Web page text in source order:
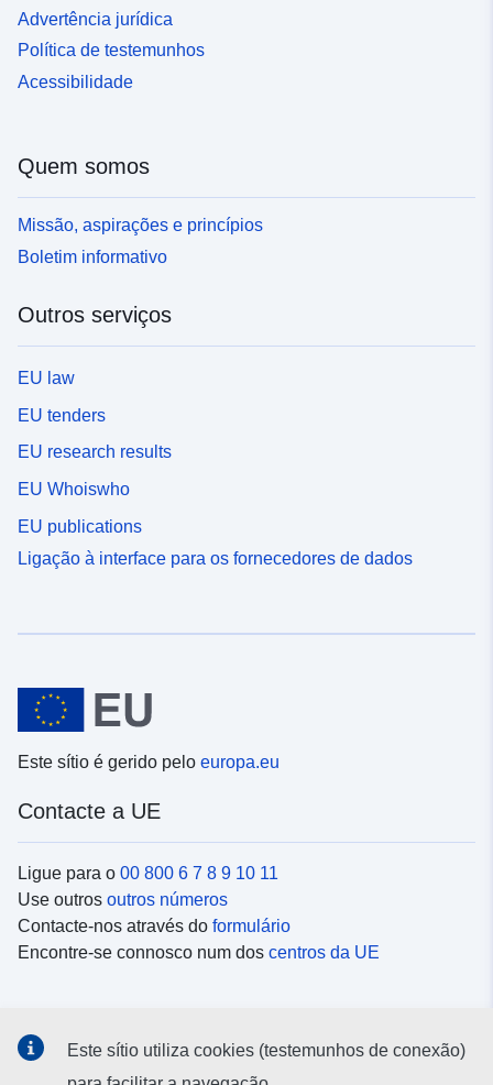
Advertência jurídica
Política de testemunhos
Acessibilidade
Quem somos
Missão, aspirações e princípios
Boletim informativo
Outros serviços
EU law
EU tenders
EU research results
EU Whoiswho
EU publications
Ligação à interface para os fornecedores de dados
Este sítio é gerido pelo europa.eu
Contacte a UE
Ligue para o 00 800 6 7 8 9 10 11
Use outros outros números
Contacte-nos através do formulário
Encontre-se connosco num dos centros da UE
Este sítio utiliza cookies (testemunhos de conexão)